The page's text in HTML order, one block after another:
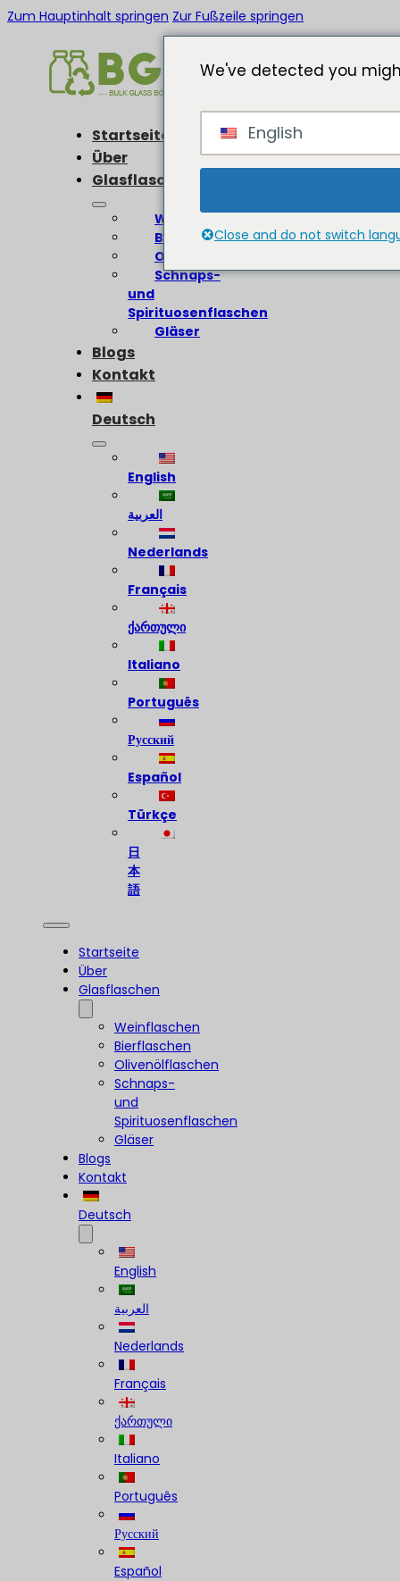
Zum Hauptinhalt springen Zur Fußzeile springen
Startseite
Über
Glasflaschen
Weinflaschen
Bierflaschen
Olivenölflaschen
Schnaps-
und
Spirituosenflaschen
Gläser
Blogs
Kontakt
Deutsch
English
العربية
Nederlands
Français
ქართული
Italiano
Português
Русский
Español
Türkçe
日
本
語
Startseite
Über
Glasflaschen
Weinflaschen
Bierflaschen
Olivenölflaschen
Schnaps-
und
Spirituosenflaschen
Gläser
Blogs
Kontakt
Deutsch
English
العربية
Nederlands
Français
ქართული
Italiano
Português
Русский
Español
We've detected you
English
Close and do not switch